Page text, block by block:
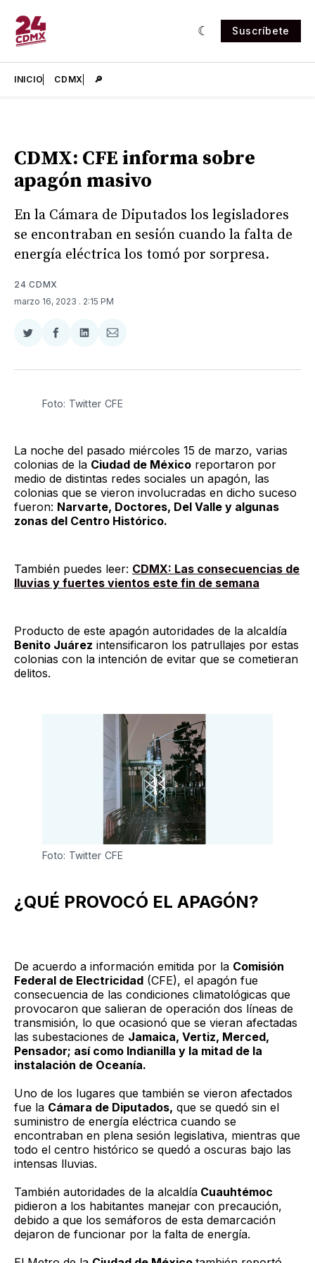
Suscríbete
INICIO CDMX 🔎
CDMX: CFE informa sobre
apagón masivo
En la Cámara de Diputados los legisladores
se encontraban en sesión cuando la falta de
energía eléctrica los tomó por sorpresa.
24 CDMX
marzo 16, 2023 . 2:15 PM
Compartir
Twitter
Compartir
Facebook
Compartir
LinkedIn
Compartir
Email
Foto: Twitter CFE
La noche del pasado miércoles 15 de marzo, varias
colonias de la Ciudad de México reportaron por
medio de distintas redes sociales un apagón, las
colonias que se vieron involucradas en dicho suceso
fueron: Narvarte, Doctores, Del Valle y algunas
zonas del Centro Histórico.
También puedes leer: CDMX: Las consecuencias de
lluvias y fuertes vientos este fin de semana
Producto de este apagón autoridades de la alcaldía
Benito Juárez intensificaron los patrullajes por estas
colonias con la intención de evitar que se cometieran
delitos.
Foto: Twitter CFE
¿QUÉ PROVOCÓ EL APAGÓN?
De acuerdo a información emitida por la Comisión
Federal de Electricidad (CFE), el apagón fue
consecuencia de las condiciones climatológicas que
provocaron que salieran de operación dos líneas de
transmisión, lo que ocasionó que se vieran afectadas
las subestaciones de Jamaica, Vertiz, Merced,
Pensador; así como Indianilla y la mitad de la
instalación de Oceanía.
Uno de los lugares que también se vieron afectados
fue la Cámara de Diputados, que se quedó sin el
suministro de energía eléctrica cuando se
encontraban en plena sesión legislativa, mientras que
todo el centro histórico se quedó a oscuras bajo las
intensas lluvias.
También autoridades de la alcaldía Cuauhtémoc
pidieron a los habitantes manejar con precaución,
debido a que los semáforos de esta demarcación
dejaron de funcionar por la falta de energía.